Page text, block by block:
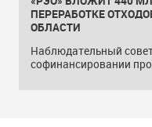
ПЕРЕРАБОТКЕ
ОБЛАСТИ
Наблюдательный
софинансировании